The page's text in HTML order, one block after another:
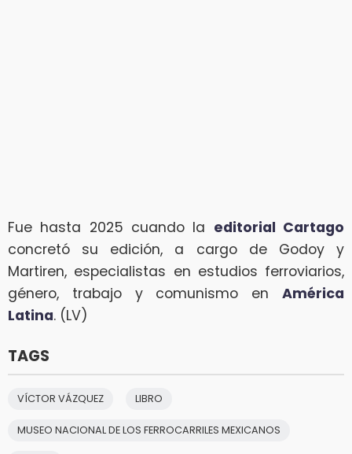
Fue hasta 2025 cuando la editorial Cartago
concretó su edición, a cargo de Godoy y
Martiren, especialistas en estudios ferroviarios,
género, trabajo y comunismo en América
Latina. (LV)
TAGS
VÍCTOR VÁZQUEZ LIBRO
MUSEO NACIONAL DE LOS FERROCARRILES MEXICANOS